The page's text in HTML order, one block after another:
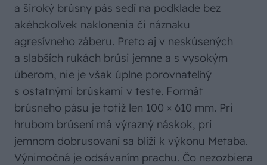
a široký brúsny pás sedí na podklade bez
akéhokoľvek naklonenia či náznaku
agresívneho záberu. Preto aj v neskúsených
a slabších rukách brúsi jemne a s vysokým
úberom, nie je však úplne porovnateľný
s ostatnými brúskami v teste. Formát
brúsneho pásu je totiž len 100 × 610 mm. Pri
hrubom brúsení má výrazný náskok, pri
jemnom dobrusovaní sa blíži k výkonu Metaba.
Výnimočná je odsávaním prachu. Čo nezozbiera